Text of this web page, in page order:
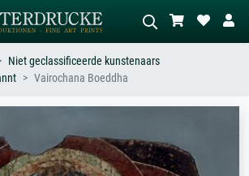
weide, abstract met veel rood, donker
olieverfschilderij, staand naakt naast
een boom.
Niet geclassificeerde kunstenaars
Vairochana Boeddha